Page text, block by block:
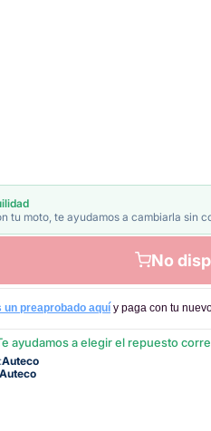
tu moto, te ayudamos a cambiarla sin
No
preaprobado aquí y paga con tu
ayudamos a elegir el repuesto
Auteco
Auteco